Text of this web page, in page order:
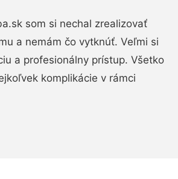
som si nechal zrealizovať
a nemám čo vytknúť. Veľmi si
a profesionálny prístup. Všetko
komplikácie v rámci